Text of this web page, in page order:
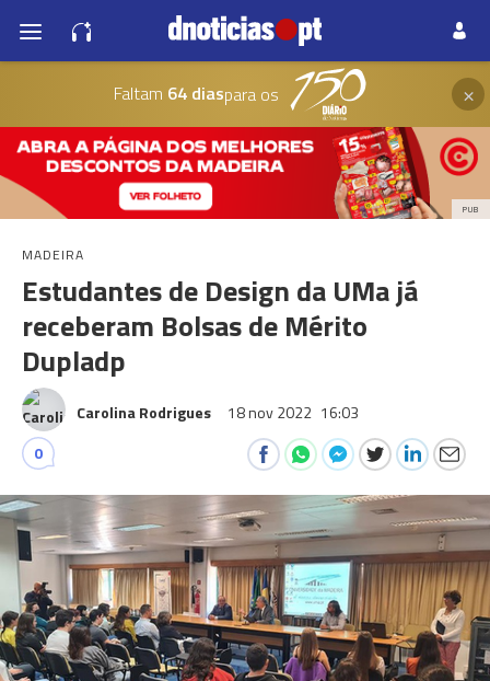
Faltam 64 diaspara os ×
PUB
MADEIRA
Estudantes de Design da UMa já
receberam Bolsas de Mérito
Dupladp
Carolina Rodrigues 18 nov 2022 16:03
0